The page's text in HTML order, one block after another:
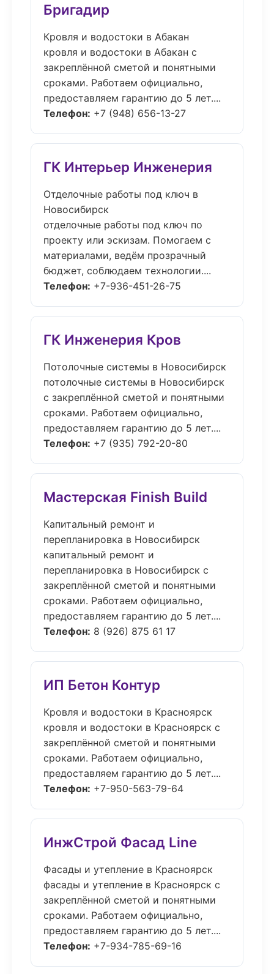
Бригадир
Кровля и водостоки в Абакан
кровля и водостоки в Абакан с
закреплённой сметой и понятными
сроками. Работаем официально,
предоставляем гарантию до 5 лет....
Телефон: +7 (948) 656-13-27
ГК Интерьер Инженерия
Отделочные работы под ключ в
Новосибирск
отделочные работы под ключ по
проекту или эскизам. Помогаем с
материалами, ведём прозрачный
бюджет, соблюдаем технологии....
Телефон: +7-936-451-26-75
ГК Инженерия Кров
Потолочные системы в Новосибирск
потолочные системы в Новосибирск
с закреплённой сметой и понятными
сроками. Работаем официально,
предоставляем гарантию до 5 лет....
Телефон: +7 (935) 792-20-80
Мастерская Finish Build
Капитальный ремонт и
перепланировка в Новосибирск
капитальный ремонт и
перепланировка в Новосибирск с
закреплённой сметой и понятными
сроками. Работаем официально,
предоставляем гарантию до 5 лет....
Телефон: 8 (926) 875 61 17
ИП Бетон Контур
Кровля и водостоки в Красноярск
кровля и водостоки в Красноярск с
закреплённой сметой и понятными
сроками. Работаем официально,
предоставляем гарантию до 5 лет....
Телефон: +7-950-563-79-64
ИнжСтрой Фасад Line
Фасады и утепление в Красноярск
фасады и утепление в Красноярск с
закреплённой сметой и понятными
сроками. Работаем официально,
предоставляем гарантию до 5 лет....
Телефон: +7-934-785-69-16